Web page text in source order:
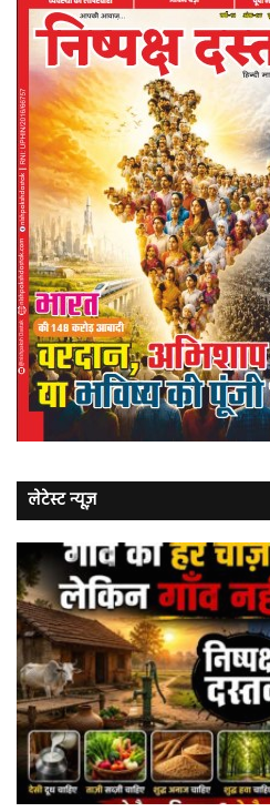
लेटेस्ट न्यूज़